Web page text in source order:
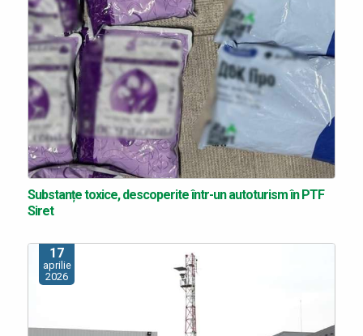
Substanțe toxice, descoperite într-un autoturism în PTF
Siret
17
aprilie
2026